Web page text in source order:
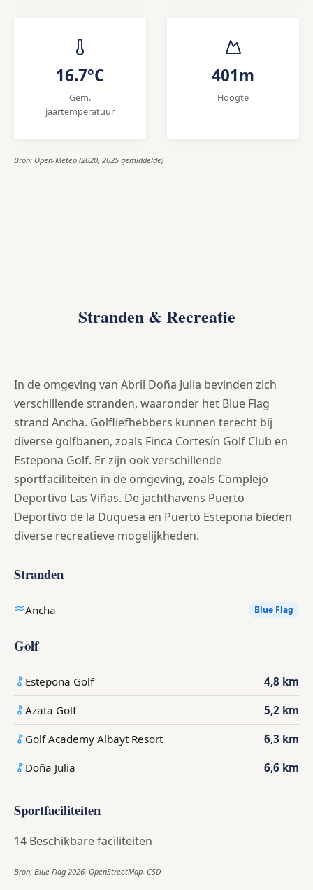
16.7°C
Gem.
jaartemperatuur
401m
Hoogte
Bron: Open-Meteo (2020, 2025 gemiddelde)
Stranden & Recreatie
In de omgeving van Abril Doña Julia bevinden zich
verschillende stranden, waaronder het Blue Flag
strand Ancha. Golfliefhebbers kunnen terecht bij
diverse golfbanen, zoals Finca Cortesín Golf Club en
Estepona Golf. Er zijn ook verschillende
sportfaciliteiten in de omgeving, zoals Complejo
Deportivo Las Viñas. De jachthavens Puerto
Deportivo de la Duquesa en Puerto Estepona bieden
diverse recreatieve mogelijkheden.
Stranden
Ancha Blue Flag
Golf
Estepona Golf 4,8 km
Azata Golf 5,2 km
Golf Academy Albayt Resort 6,3 km
Doña Julia 6,6 km
Sportfaciliteiten
14 Beschikbare faciliteiten
Bron: Blue Flag 2026, OpenStreetMap, CSD